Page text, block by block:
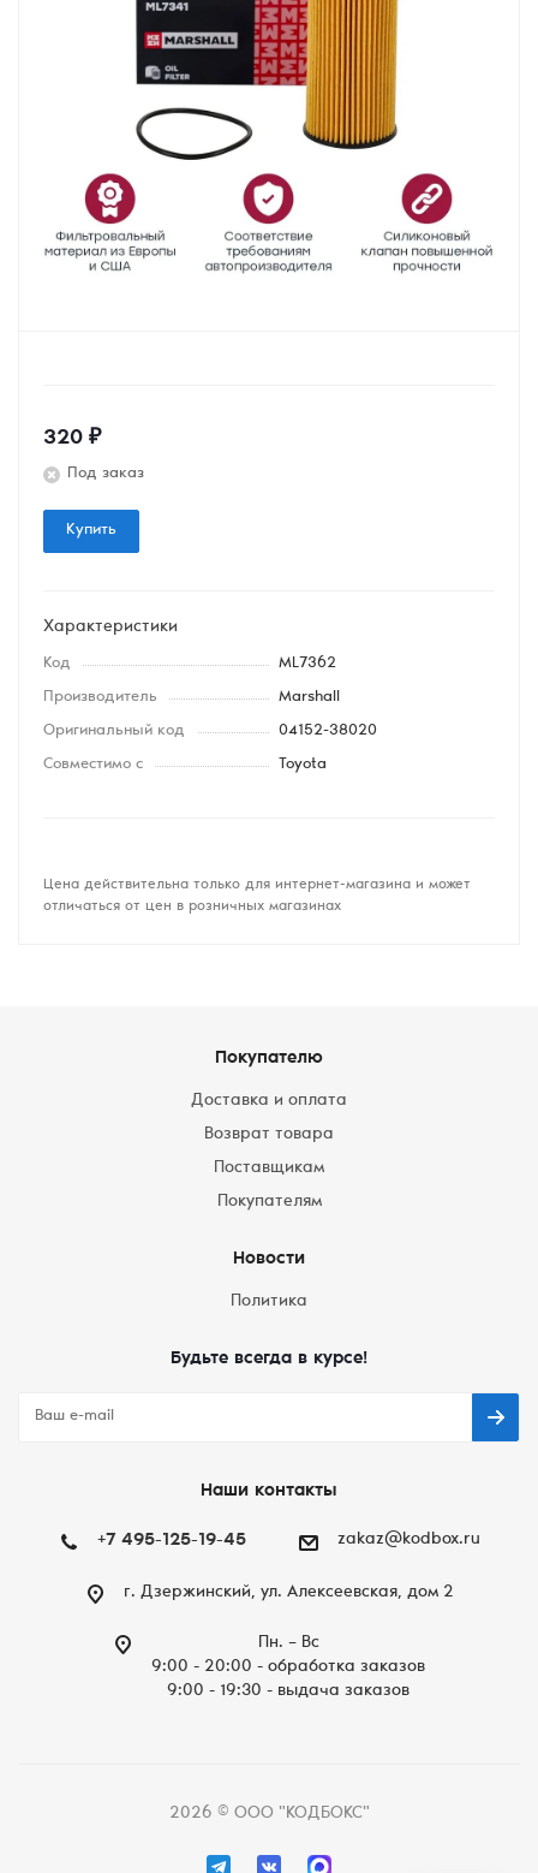
320 ₽
Под заказ
Купить
Характеристики
Код ML7362
Производитель Marshall
Оригинальный код 04152-38020
Совместимо с Toyota
Цена действительна только для интернет-магазина и может
отличаться от цен в розничных магазинах
Покупателю
Доставка и оплата
Возврат товара
Поставщикам
Покупателям
Новости
Политика
Будьте всегда в курсе!
Наши контакты
+7 495-125-19-45 zakaz@kodbox.ru
г. Дзержинский, ул. Алексеевская, дом 2
Пн. – Вc
9:00 - 20:00 - обработка заказов
9:00 - 19:30 - выдача заказов
2026 © ООО "КОДБОКС"